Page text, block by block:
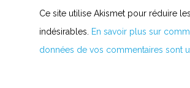
Ce site utilise Akismet pour réduire les
indésirables.
En savoir plus sur
données de vos commentaires sont